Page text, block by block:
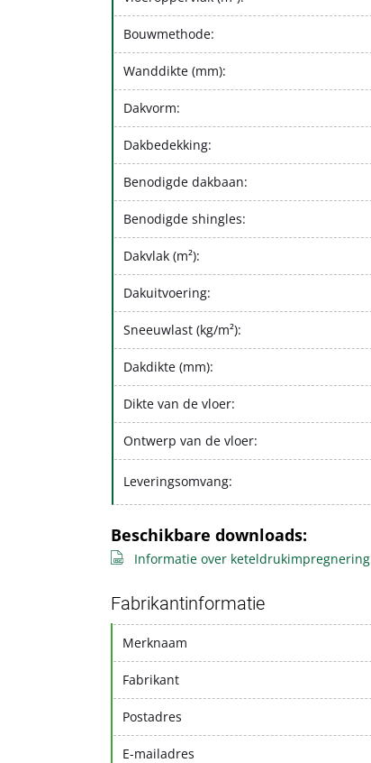
Bouwmethode:
Wanddikte (mm):
Dakvorm:
Dakbedekking:
Benodigde dakbaan:
Benodigde shingles:
Dakvlak (m²):
Dakuitvoering:
Sneeuwlast (kg/m²):
Dakdikte (mm):
Dikte van de vloer:
Ontwerp van de vloer:
Leveringsomvang:
Beschikbare downloads:
Informatie over keteldrukimpregnering
Fabrikantinformatie
Merknaam
Fabrikant
Postadres
E-mailadres